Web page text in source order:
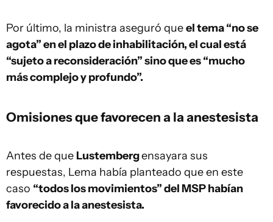
Por último, la ministra aseguró queel tema “no se
agota” en el plazo de inhabilitación, el cual está
“sujeto a reconsideración” sino que es “mucho
más complejo y profundo”.
Omisiones que favorecen a la anestesista
Antes de que Lustembergensayara sus
respuestas, Lema había planteado que en este
caso “todos los movimientos” del MSP habían
favorecido a la anestesista.